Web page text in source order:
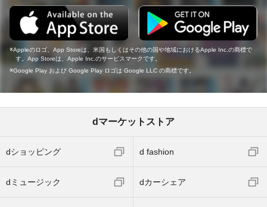
Appleのロゴ、App Storeは、米国もしくはその他の国や地域におけるApple Inc.の商標で
す。App Storeは、Apple Inc.のサービスマークです。
Google Play および Google Play ロゴは Google LLC の商標です。
dマーケットストア
dショッピング d fashion
dミュージック dカーシェア